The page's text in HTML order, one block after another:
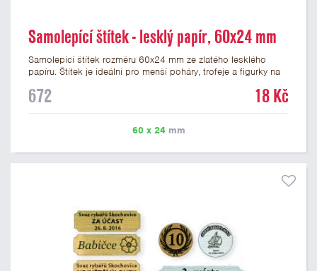
Samolepící štítek - lesklý papír, 60x24 mm
Samolepicí štítek rozměru 60x24 mm ze zlatého lesklého
papíru. Štítek je ideální pro menší poháry, trofeje a figurky na
libovolné logo nebo text. Potisk štítku je zahrnut v ceně. U
výrobu štítku je možné přiložit v prvním kroku objednávky.
672 18 Kč
60 x 24mm